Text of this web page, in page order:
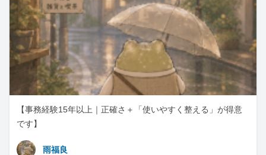
【事務経験15年以上｜正確さ＋「使いやすく整える」が得意
です】
雨福良